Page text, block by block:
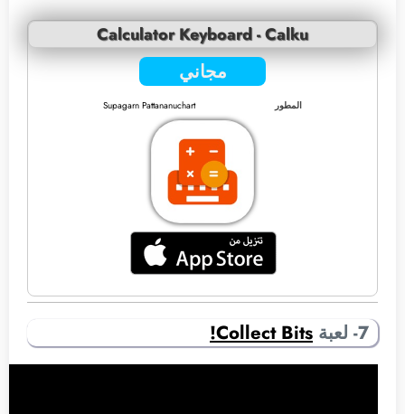
Calculator Keyboard - Calku
مجاني
المطور Supagarn Pattananuchart
7- لعبة Collect Bits!